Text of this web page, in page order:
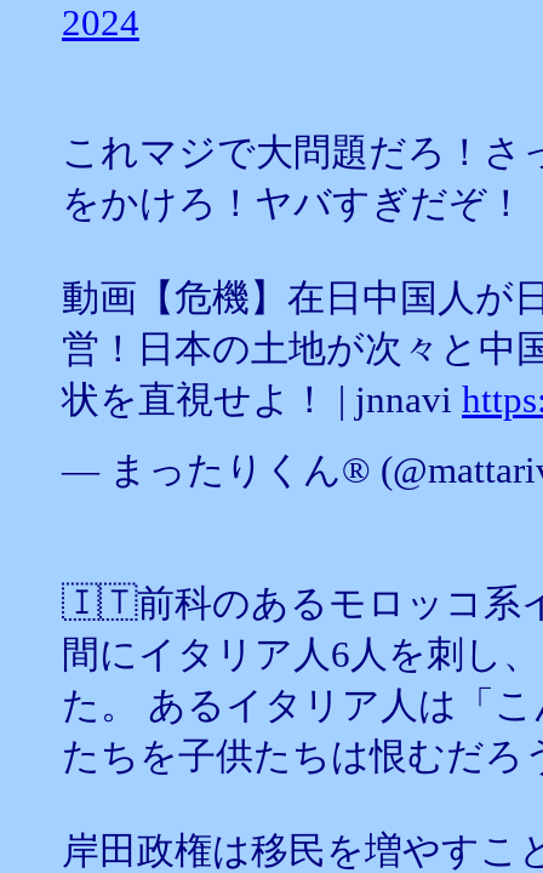
2024
これマジで大問題だろ！さ
をかけろ！ヤバすぎだぞ！
動画【危機】在日中国人が
営！日本の土地が次々と中
状を直視せよ！ | jnnavi
— まったりくん®︎
🇮🇹前科のあるモロッコ系
間にイタリア人6人を刺し
た。 あるイタリア人は「
たちを子供たちは恨むだろ
岸田政権は移民を増やすこ